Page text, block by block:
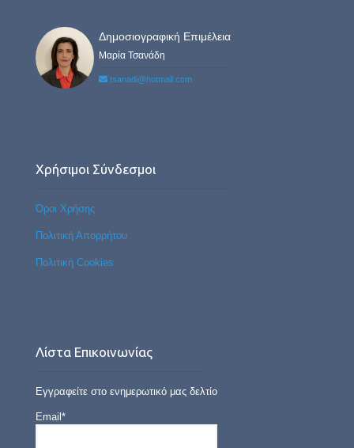
Δημοσιογραφική Επιμέλεια
Μαρία Τσανάδη
tsanadi@hotmail.com
Χρήσιμοι Σύνδεσμοι
Όροι Χρήσης
Πολιτική Απορρήτου
Πολιτική Cookies
Λίστα Επικοινωνίας
Εγγραφείτε στο ενημερωτικό μας δελτίο
Email*